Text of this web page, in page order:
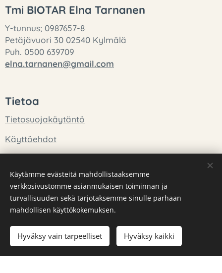
Tmi BIOTAR Elna Tarnanen
Y-tunnus; 0987657-8
Petäjävuori 30 02540 Kylmälä
Puh. 0500 639709
elna.tarnanen@gmail.com
Tietoa
Tietosuojakäytäntö
Käyttöehdot
Tuotteet
Luotu Webnodella Evästeet
Käytämme evästeitä mahdollistaaksemme
verkkosivustomme asianmukaisen toiminnan ja
turvallisuuden sekä tarjotaksemme sinulle parhaan
mahdollisen käyttökokemuksen.
Hyväksy vain tarpeelliset Hyväksy kaikki